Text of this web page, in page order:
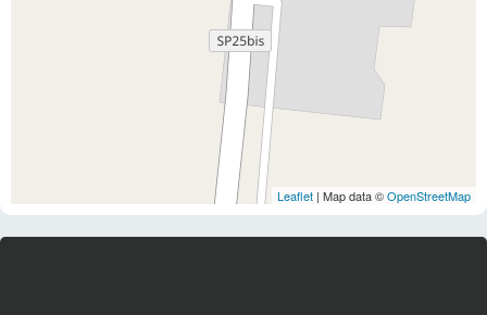
Leaflet | Map data ©OpenStreetMap